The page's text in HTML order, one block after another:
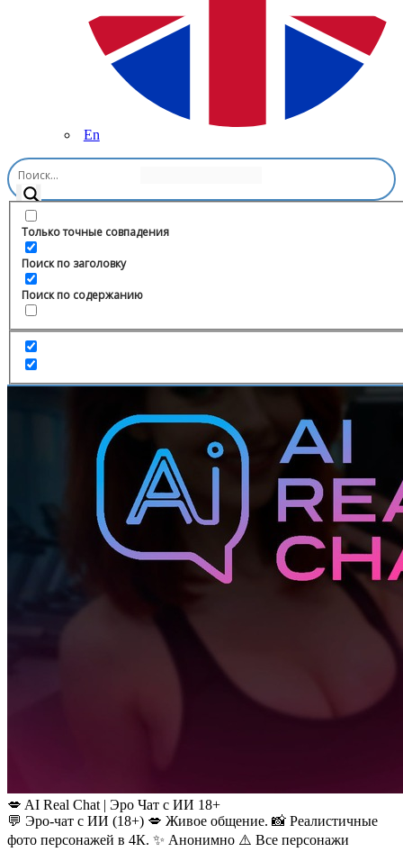
En
Только точные совпадения
Поиск по заголовку
Поиск по содержанию
Главная
💋 AI Real Chat | Эро Чат с ИИ 18+
💬 Эро-чат с ИИ (18+) 💋 Живое общение. 📸 Реалистичные
фото персонажей в 4К. ✨ Анонимно ⚠️ Все персонажи